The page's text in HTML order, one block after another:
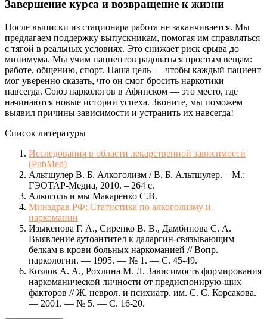
Завершение курса и возвращение к жизни
После выписки из стационара работа не заканчивается. Мы
предлагаем поддержку выпускникам, помогая им справляться
с тягой в реальных условиях. Это снижает риск срыва до
минимума. Мы учим пациентов радоваться простым вещам:
работе, общению, спорт. Наша цель — чтобы каждый пациент
мог уверенно сказать, что он смог бросить наркотики
навсегда. Союз наркологов в Афипском — это место, где
начинаются новые истории успеха. Звоните, мы поможем
выявил причины зависимости и устранить их навсегда!
Список литературы
Исследования в области лекарственной зависимости
(PubMed)
Альтшулер В. Б. Алкоголизм / В. Б. Альтшулер. – М.:
ГЭОТАР-Медиа, 2010. – 264 с.
Алкоголь и мы Макаренко С.В.
Минздрав РФ: Статистика по алкоголизму и
наркомании
Изыкенова Г. А., Сиренко В. В., Дамбинова С. А.
Выявление аутоантител к даларгин-связывающим
белкам в крови больных наркоманией // Вопр.
наркологии. — 1995. — № 1. — С. 45-49.
Козлов А. А., Рохлина М. Л. Зависимость формирования
наркоманической личности от предиспонирую-щих
факторов // Ж. неврол. и психиатр. им. С. С. Корсакова.
— 2001. — № 5. — С. 16-20.